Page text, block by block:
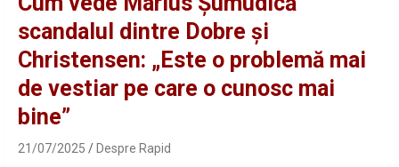
scandalul dintre Dobre și
Christensen: „Este o problemă mai
de vestiar pe care o cunosc mai
bine”
21/07/2025 Despre Rapid